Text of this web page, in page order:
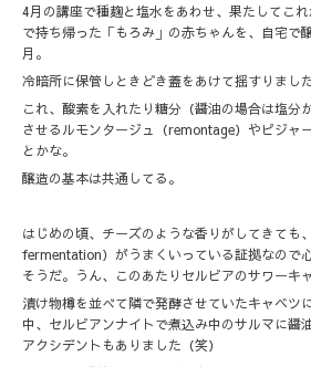
4月の講座で種麹と塩水をあわせ、果たしてこ
で持ち帰った「もろみ」の赤ちゃんを、自宅で
月。
冷暗所に保管しときどき蓋をあけて揺すりました
これ、酸素を入れたり糖分（醤油の場合は塩分
させるルモンタージュ（remontage）やピジャ
とかな。
醸造の基本は共通してる。
はじめの頃、チーズのような香りがしてきても
fermentation）がうまくいっている証拠なので
そうだ。うん、このあたりセルビアのサワーキ
漬け物樽を並べて隣で発酵させていたキャベツ
中、セルビアンナイトで煮込み中のサルマに醤
アクシデントもありました（笑）